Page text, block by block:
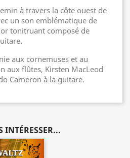
à travers la côte ouest de
un son emblématique de
tonitruant composé de
aux cornemuses et au
aux flûtes, Kirsten MacLeod
Cameron à la guitare.
INTÉRESSER...